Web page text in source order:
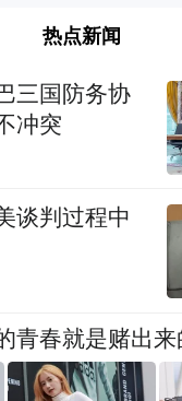
技馆、重要科
院所、科技类
等多种类型，
的热潮。
将联合各有关
基地开展宣传
支持与指导，
建设水平，为
热点新闻
三国防务协
冲突
谈判过程中
青春就是赌出来